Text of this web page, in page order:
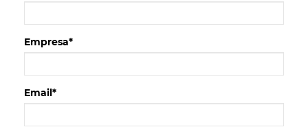
Empresa*
Email*